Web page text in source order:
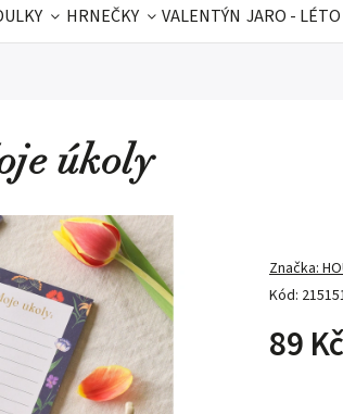
HRNEČKY VALENTÝN JARO - LÉTO
úkoly
Kód:
Značka:
89 Kč